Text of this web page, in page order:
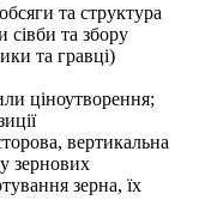
та структура
сівби та збору
та гравці)
ціноутворення;
вертикальна
зернових
зерна, їх